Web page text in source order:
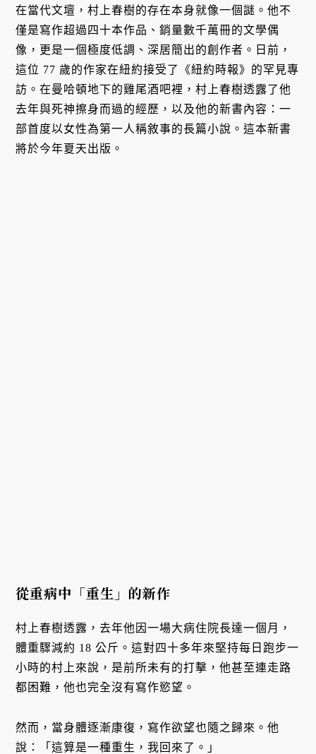
在當代文壇，村上春樹的存在本身就像一個謎。他不
僅是寫作超過四十本作品、銷量數千萬冊的文學偶
像，更是一個極度低調、深居簡出的創作者。日前，
這位 77 歲的作家在紐約接受了《紐約時報》的罕見專
訪。在曼哈頓地下的雞尾酒吧裡，村上春樹透露了他
去年與死神擦身而過的經歷，以及他的新書內容：一
部首度以女性為第一人稱敘事的長篇小說。這本新書
將於今年夏天出版。
從重病中「重生」的新作
村上春樹透露，去年他因一場大病住院長達一個月，
體重驟減約 18 公斤。這對四十多年來堅持每日跑步一
小時的村上來說，是前所未有的打擊，他甚至連走路
都困難，他也完全沒有寫作慾望。
然而，當身體逐漸康復，寫作欲望也隨之歸來。他
說：「這算是一種重生，我回來了。」